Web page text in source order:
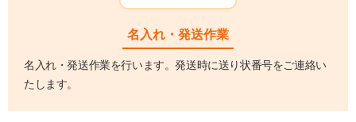
名入れ・発送作業
名入れ・発送作業を行います。発送時に送り状番号をご連絡い
たします。